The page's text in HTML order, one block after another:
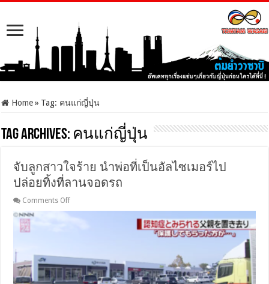
Home » Tag: คนแก่ญี่ปุ่น
Tag Archives: คนแก่ญี่ปุ่น
จับลูกสาวใจร้าย นำพ่อที่เป็นอัลไซเมอร์ไป
ปล่อยทิ้งที่ลานจอดรถ
Comments Offon
จับ
พ่อ
ที่
เป็น